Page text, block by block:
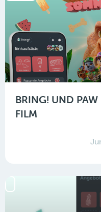
BRING! UND
FILM